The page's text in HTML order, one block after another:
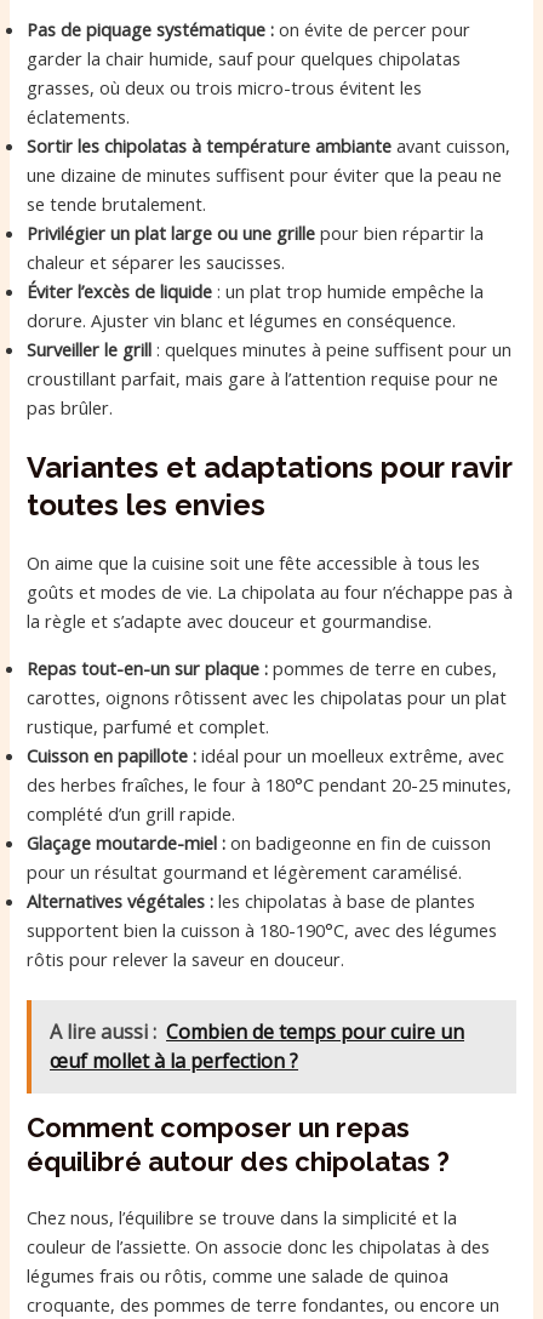
Pas de piquage systématique : on évite de percer pour
garder la chair humide, sauf pour quelques chipolatas
grasses, où deux ou trois micro-trous évitent les
éclatements.
Sortir les chipolatas à température ambiante avant cuisson,
une dizaine de minutes suffisent pour éviter que la peau ne
se tende brutalement.
Privilégier un plat large ou une grille pour bien répartir la
chaleur et séparer les saucisses.
Éviter l’excès de liquide : un plat trop humide empêche la
dorure. Ajuster vin blanc et légumes en conséquence.
Surveiller le grill : quelques minutes à peine suffisent pour un
croustillant parfait, mais gare à l’attention requise pour ne
pas brûler.
Variantes et adaptations pour ravir
toutes les envies
On aime que la cuisine soit une fête accessible à tous les
goûts et modes de vie. La chipolata au four n’échappe pas à
la règle et s’adapte avec douceur et gourmandise.
Repas tout-en-un sur plaque : pommes de terre en cubes,
carottes, oignons rôtissent avec les chipolatas pour un plat
rustique, parfumé et complet.
Cuisson en papillote : idéal pour un moelleux extrême, avec
des herbes fraîches, le four à 180°C pendant 20-25 minutes,
complété d’un grill rapide.
Glaçage moutarde-miel : on badigeonne en fin de cuisson
pour un résultat gourmand et légèrement caramélisé.
Alternatives végétales : les chipolatas à base de plantes
supportent bien la cuisson à 180-190°C, avec des légumes
rôtis pour relever la saveur en douceur.
A lire aussi : Combien de temps pour cuire un
œuf mollet à la perfection ?
Comment composer un repas
équilibré autour des chipolatas ?
Chez nous, l’équilibre se trouve dans la simplicité et la
couleur de l’assiette. On associe donc les chipolatas à des
légumes frais ou rôtis, comme une salade de quinoa
croquante, des pommes de terre fondantes, ou encore un